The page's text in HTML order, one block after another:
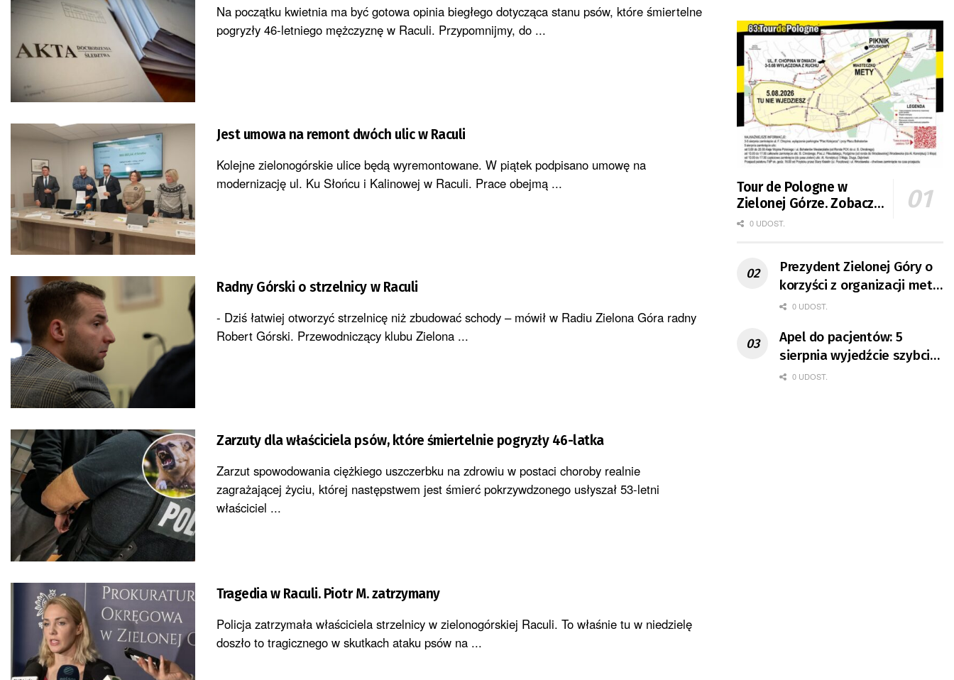
Na początku kwietnia ma być gotowa opinia biegłego dotycząca stanu psów, które śmiertelne
pogryzły 46-letniego mężczyznę w Raculi. Przypomnijmy, do ...
Jest umowa na remont dwóch ulic w Raculi
Kolejne zielonogórskie ulice będą wyremontowane. W piątek podpisano umowę na
modernizację ul. Ku Słońcu i Kalinowej w Raculi. Prace obejmą ...
Radny Górski o strzelnicy w Raculi
- Dziś łatwiej otworzyć strzelnicę niż zbudować schody – mówił w Radiu Zielona Góra radny
Robert Górski. Przewodniczący klubu Zielona ...
Zarzuty dla właściciela psów, które śmiertelnie pogryzły 46-latka
Zarzut spowodowania ciężkiego uszczerbku na zdrowiu w postaci choroby realnie
zagrażającej życiu, której następstwem jest śmierć pokrzywdzonego usłyszał 53-letni
właściciel ...
Tragedia w Raculi. Piotr M. zatrzymany
Policja zatrzymała właściciela strzelnicy w zielonogórskiej Raculi. To właśnie tu w niedzielę
doszło to tragicznego w skutkach ataku psów na ...
Tour de Pologne w
Zielonej Górze. Zobacz
zmiany w organizacji
0 UDOST.
Prezydent Zielonej Góry o
korzyści z organizacji mety
Tour de Pologne
0 UDOST.
Apel do pacjentów: 5
sierpnia wyjedźcie szybciej
z domów
0 UDOST.